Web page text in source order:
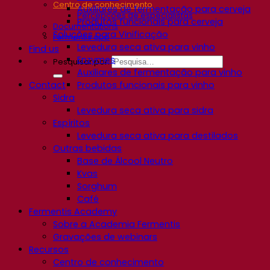
Centro de conhecimento
Percepções de especialistas
Documentations
Fermentis app
Find us
Pesquisar por:
Contact
Auxiliares de fermentação para cerveja
Produtos funcionais para cerveja
Soluções para Vinificação
Levedura seca ativa para vinho
Enzymes
Auxiliares de fermentação para vinho
Produtos funcionais para vinho
Sidra
Levedura seca ativa para sidra
Espíritos
Levedura seca ativa para destilados
Outras bebidas
Base de Álcool Neutro
Kvas
Sorghum
Café
Fermentis Academy
Sobre a Academia Fermentis
Gravações de webinars
Recursos
Centro de conhecimento